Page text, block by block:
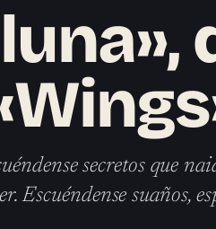
secretos que
Escuéndense suaños,